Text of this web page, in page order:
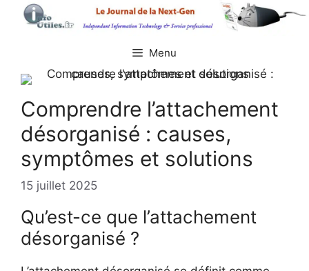
Aller
Menu
Comprendre l’attachement
désorganisé : causes,
symptômes et solutions
15 juillet 2025
Qu’est-ce que l’attachement
désorganisé ?